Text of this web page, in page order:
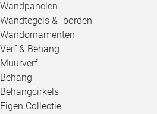
Wandpanelen
Wandtegels & -borden
Wandornamenten
Verf & Behang
Muurverf
Behang
Behangcirkels
Eigen Collectie